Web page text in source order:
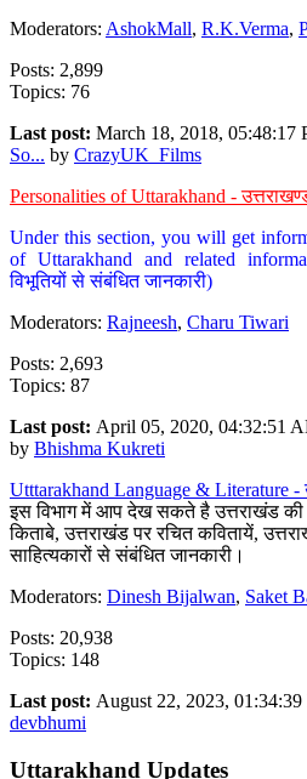
Moderators: AshokMall, R.K.Verma,
Posts: 2,899
Topics: 76
Last post: March 18, 2018, 05:48:17
So... by CrazyUK_Films
Personalities of Uttarakhand -
Under this section, you will get
of Uttarakhand and related
विभूतियों से संबंधित जानकारी)
Moderators: Rajneesh, Charu Tiwari
Posts: 2,693
Topics: 87
Last post: April 05, 2020, 04:32:51
by Bhishma Kukreti
Utttarakhand Language & Literature -
इस विभाग में आप देख सकते है उत्तराखंड की
किताबे, उत्तराखंड पर रचित कवितायें,
साहित्यकारों से संबंधित जानकारी।
Moderators: Dinesh Bijalwan, Saket
Posts: 20,938
Topics: 148
Last post: August 22, 2023,
devbhumi
Uttarakhand Updates